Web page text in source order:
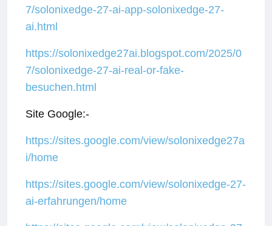
7/solonixedge-27-ai-app-solonixedge-27-
ai.html
https://solonixedge27ai.blogspot.com/2025/0
7/solonixedge-27-ai-real-or-fake-
besuchen.html
Site Google:-
https://sites.google.com/view/solonixedge27a
i/home
https://sites.google.com/view/solonixedge-27-
ai-erfahrungen/home